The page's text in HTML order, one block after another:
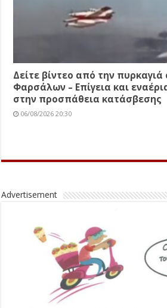
Δείτε βίντεο από την
Φαρσάλων – Επίγεια και
στην προσπάθεια κατάσβεσης
06/08/2026 20:30
Advertisement